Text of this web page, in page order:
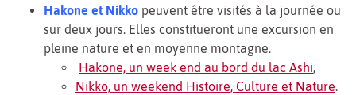
Hakone et Nikko peuvent être visités à la journée ou
sur deux jours. Elles constitueront une excursion en
pleine nature et en moyenne montagne.
Hakone, un week end au bord du lac Ashi,
Nikko, un weekend Histoire, Culture et Nature.